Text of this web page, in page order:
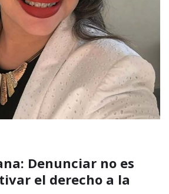
Denunciar no es
el derecho a la